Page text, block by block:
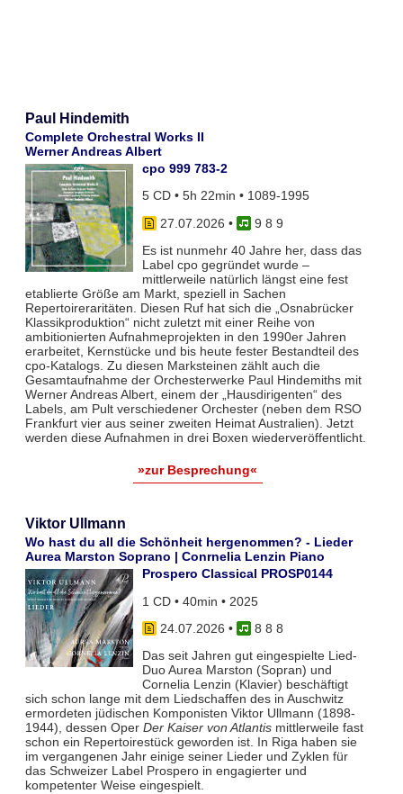
Paul Hindemith
Complete Orchestral Works II
Werner Andreas Albert
cpo 999 783-2
5 CD • 5h 22min • 1089-1995
27.07.2026 •
9 8 9
Es ist nunmehr 40 Jahre her, dass das
Label cpo gegründet wurde –
mittlerweile natürlich längst eine fest
etablierte Größe am Markt, speziell in Sachen
Repertoireraritäten. Diesen Ruf hat sich die „Osnabrücker
Klassikproduktion“ nicht zuletzt mit einer Reihe von
ambitionierten Aufnahmeprojekten in den 1990er Jahren
erarbeitet, Kernstücke und bis heute fester Bestandteil des
cpo-Katalogs. Zu diesen Marksteinen zählt auch die
Gesamtaufnahme der Orchesterwerke Paul Hindemiths mit
Werner Andreas Albert, einem der „Hausdirigenten“ des
Labels, am Pult verschiedener Orchester (neben dem RSO
Frankfurt vier aus seiner zweiten Heimat Australien). Jetzt
werden diese Aufnahmen in drei Boxen wiederveröffentlicht.
»zur Besprechung«
Viktor Ullmann
Wo hast du all die Schönheit hergenommen? - Lieder
Aurea Marston Soprano | Conrnelia Lenzin Piano
Prospero Classical PROSP0144
1 CD • 40min • 2025
24.07.2026 •
8 8 8
Das seit Jahren gut eingespielte Lied-
Duo Aurea Marston (Sopran) und
Cornelia Lenzin (Klavier) beschäftigt
sich schon lange mit dem Liedschaffen des in Auschwitz
ermordeten jüdischen Komponisten Viktor Ullmann (1898-
1944), dessen Oper Der Kaiser von Atlantismittlerweile fast
schon ein Repertoirestück geworden ist. In Riga haben sie
im vergangenen Jahr einige seiner Lieder und Zyklen für
das Schweizer Label Prospero in engagierter und
kompetenter Weise eingespielt.